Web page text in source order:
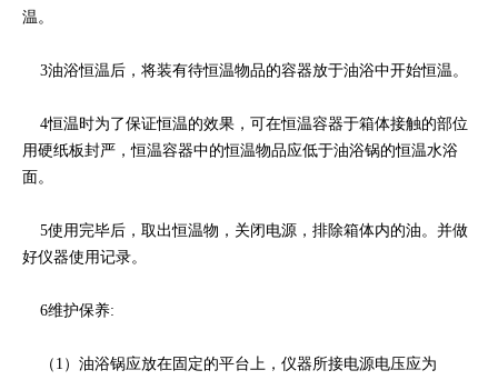
温。
3油浴恒温后，将装有待恒温物品的容器放于油浴中开始恒温。
4恒温时为了保证恒温的效果，可在恒温容器于箱体接触的部位
用硬纸板封严，恒温容器中的恒温物品应低于油浴锅的恒温水浴
面。
5使用完毕后，取出恒温物，关闭电源，排除箱体内的油。并做
好仪器使用记录。
6维护保养:
（1）油浴锅应放在固定的平台上，仪器所接电源电压应为